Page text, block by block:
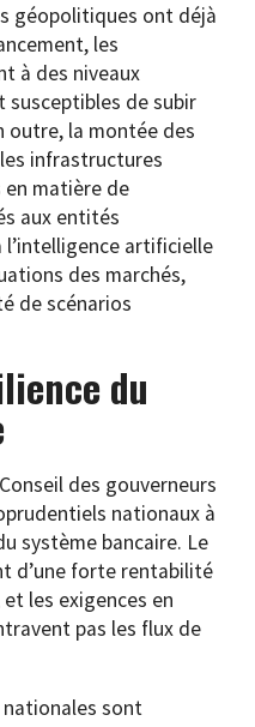
géopolitiques ont déjà
les
à des niveaux
de subir
outre, la montée des
infrastructures
en matière de
aux entités
l’intelligence artificielle
des marchés,
de scénarios
du
des gouverneurs
nationaux à
système bancaire. Le
d’une forte rentabilité
les exigences en
pas les flux de
sont